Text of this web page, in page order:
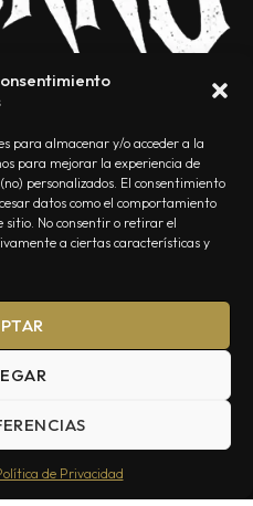
para almacenar y/o acceder a la
para mejorar la experiencia de
personalizados. El consentimiento
datos como el comportamiento
sitio. No consentir o retirar el
a ciertas características y
de Privacidad
POLÍTICA DE PRIVACIDAD
Reservados © 2026